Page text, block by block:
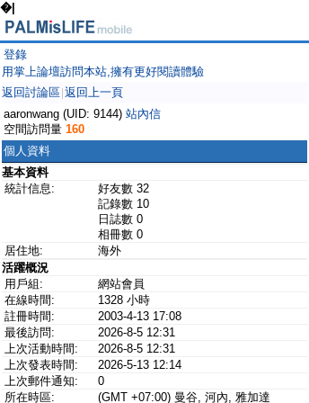
�|
登錄
用掌上論壇訪問本站,擁有更好閱讀體驗
返回討論區 返回上一頁
aaronwang (UID: 9144) 站內信
空間訪問量 160
個人資料
基本資料
統計信息:
好友數 32
記錄數 10
日誌數 0
相冊數 0
居住地:
海外
活躍概況
用戶組:
網站會員
在線時間:
1328 小時
註冊時間:
2003-4-13 17:08
最後訪問:
2026-8-5 12:31
上次活動時間:
2026-8-5 12:31
上次發表時間:
2026-5-13 12:14
上次郵件通知:
0
所在時區:
(GMT +07:00) 曼谷, 河內, 雅加達